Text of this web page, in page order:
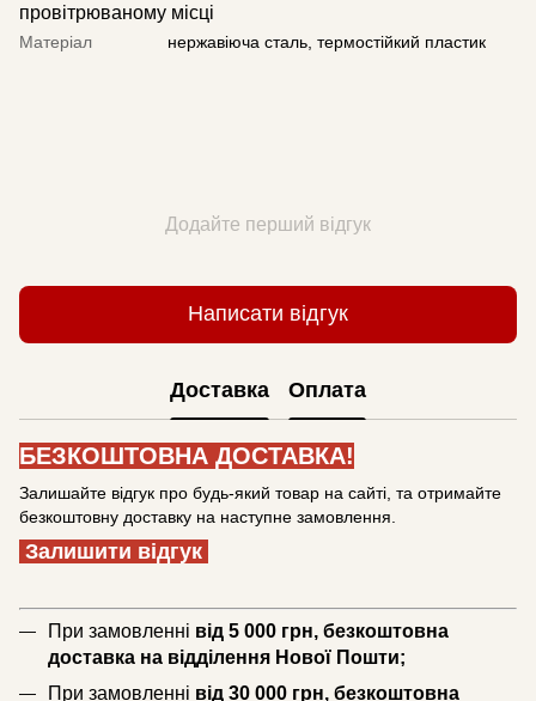
провітрюваному місці
Матеріал нержавіюча сталь, термостійкий пластик
Додайте перший відгук
Написати відгук
Доставка Оплата
БЕЗКОШТОВНА ДОСТАВКА!
Залишайте відгук про будь-який товар на сайті, та отримайте
безкоштовну доставку на наступне замовлення.
Залишити відгук
При замовленні від 5 000 грн, безкоштовна
доставка на відділення Нової Пошти;
При замовленні від 30 000 грн, безкоштовна